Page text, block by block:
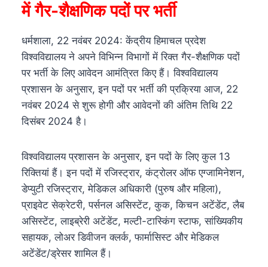
में गैर-शैक्षणिक पदों पर भर्ती
धर्मशाला, 22 नवंबर 2024: केंद्रीय हिमाचल प्रदेश
विश्वविद्यालय ने अपने विभिन्न विभागों में रिक्त गैर-शैक्षणिक पदों
पर भर्ती के लिए आवेदन आमंत्रित किए हैं। विश्वविद्यालय
प्रशासन के अनुसार, इन पदों पर भर्ती की प्रक्रिया आज, 22
नवंबर 2024 से शुरू होगी और आवेदनों की अंतिम तिथि 22
दिसंबर 2024 है।
विश्वविद्यालय प्रशासन के अनुसार, इन पदों के लिए कुल 13
रिक्तियां हैं। इन पदों में रजिस्ट्रार, कंट्रोलर ऑफ एग्जामिनेशन,
डेप्युटी रजिस्ट्रार, मेडिकल अधिकारी (पुरुष और महिला),
प्राइवेट सेक्रेटरी, पर्सनल असिस्टेंट, कुक, किचन अटेंडेंट, लैब
असिस्टेंट, लाइब्रेरी अटेंडेंट, मल्टी-टास्किंग स्टाफ, सांख्यिकीय
सहायक, लोअर डिवीजन क्लर्क, फार्मासिस्ट और मेडिकल
अटेंडेंट/ड्रेसर शामिल हैं।